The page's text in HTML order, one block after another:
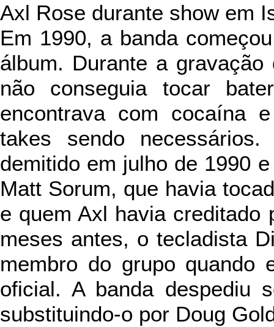
Axl Rose durante show em
Em 1990, a banda
álbum. Durante a
não conseguia tocar
encontrava com cocaína
takes sendo
demitido em julho de 1990
Matt Sorum, que havia
e quem Axl havia creditado
meses antes, o tecladista
membro do grupo quando
oficial. A banda despediu
substituindo-o por Doug